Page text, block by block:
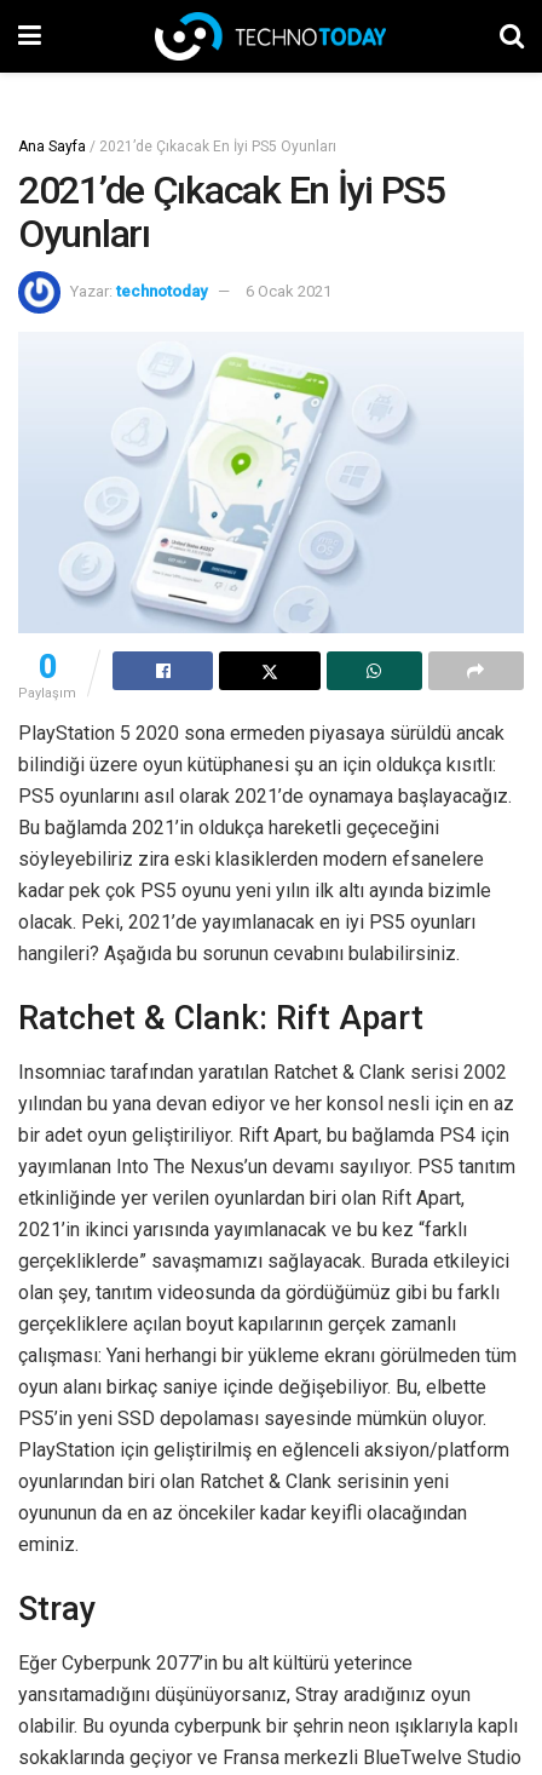
Ana Sayfa / 2021’de Çıkacak En İyi PS5 Oyunları
2021’de Çıkacak En İyi PS5
Oyunları
Yazar: technotoday 6 Ocak 2021
0
Paylaşım
PlayStation 5 2020 sona ermeden piyasaya sürüldü ancak
bilindiği üzere oyun kütüphanesi şu an için oldukça kısıtlı:
PS5 oyunlarını asıl olarak 2021’de oynamaya başlayacağız.
Bu bağlamda 2021’in oldukça hareketli geçeceğini
söyleyebiliriz zira eski klasiklerden modern efsanelere
kadar pek çok PS5 oyunu yeni yılın ilk altı ayında bizimle
olacak. Peki, 2021’de yayımlanacak en iyi PS5 oyunları
hangileri? Aşağıda bu sorunun cevabını bulabilirsiniz.
Ratchet & Clank: Rift Apart
Insomniac tarafından yaratılan Ratchet & Clank serisi 2002
yılından bu yana devan ediyor ve her konsol nesli için en az
bir adet oyun geliştiriliyor. Rift Apart, bu bağlamda PS4 için
yayımlanan Into The Nexus’un devamı sayılıyor. PS5 tanıtım
etkinliğinde yer verilen oyunlardan biri olan Rift Apart,
2021’in ikinci yarısında yayımlanacak ve bu kez “farklı
gerçekliklerde” savaşmamızı sağlayacak. Burada etkileyici
olan şey, tanıtım videosunda da gördüğümüz gibi bu farklı
gerçekliklere açılan boyut kapılarının gerçek zamanlı
çalışması: Yani herhangi bir yükleme ekranı görülmeden tüm
oyun alanı birkaç saniye içinde değişebiliyor. Bu, elbette
PS5’in yeni SSD depolaması sayesinde mümkün oluyor.
PlayStation için geliştirilmiş en eğlenceli aksiyon/platform
oyunlarından biri olan Ratchet & Clank serisinin yeni
oyununun da en az öncekiler kadar keyifli olacağından
eminiz.
Stray
Eğer Cyberpunk 2077’in bu alt kültürü yeterince
yansıtamadığını düşünüyorsanız, Stray aradığınız oyun
olabilir. Bu oyunda cyberpunk bir şehrin neon ışıklarıyla kaplı
sokaklarında geçiyor ve Fransa merkezli BlueTwelve Studio